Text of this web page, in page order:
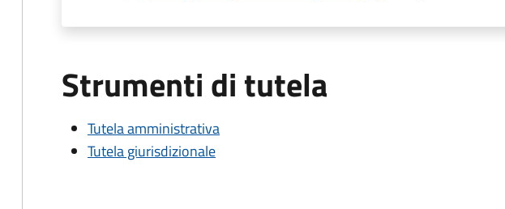
Strumenti di tutela
Tutela amministrativa
Tutela giurisdizionale